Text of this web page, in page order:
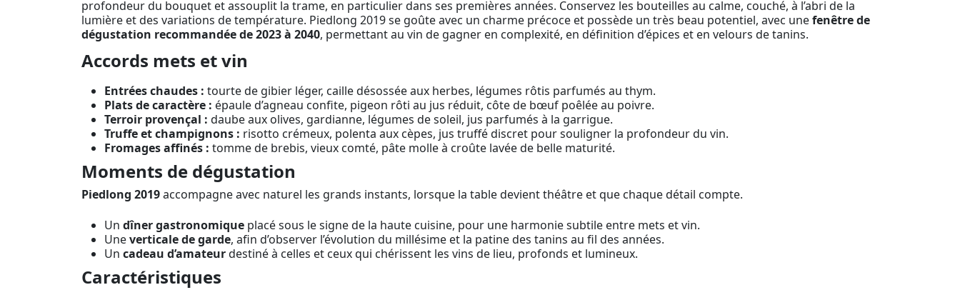
profondeur du bouquet et assouplit la trame, en particulier dans ses premières années. Conservez les bouteilles au calme, couché, à l’abri de la
lumière et des variations de température. Piedlong 2019 se goûte avec un charme précoce et possède un très beau potentiel, avec unefenêtre de
dégustation recommandée de 2023 à 2040, permettant au vin de gagner en complexité, en définition d’épices et en velours de tanins.
Accords mets et vin
Entrées chaudes : tourte de gibier léger, caille désossée aux herbes, légumes rôtis parfumés au thym.
Plats de caractère : épaule d’agneau confite, pigeon rôti au jus réduit, côte de bœuf poêlée au poivre.
Terroir provençal : daube aux olives, gardianne, légumes de soleil, jus parfumés à la garrigue.
Truffe et champignons : risotto crémeux, polenta aux cèpes, jus truffé discret pour souligner la profondeur du vin.
Fromages affinés : tomme de brebis, vieux comté, pâte molle à croûte lavée de belle maturité.
Moments de dégustation
Piedlong 2019accompagne avec naturel les grands instants, lorsque la table devient théâtre et que chaque détail compte.
Un dîner gastronomique placé sous le signe de la haute cuisine, pour une harmonie subtile entre mets et vin.
Uneverticale de garde, afin d’observer l’évolution du millésime et la patine des tanins au fil des années.
Un cadeau d’amateurdestiné à celles et ceux qui chérissent les vins de lieu, profonds et lumineux.
Caractéristiques